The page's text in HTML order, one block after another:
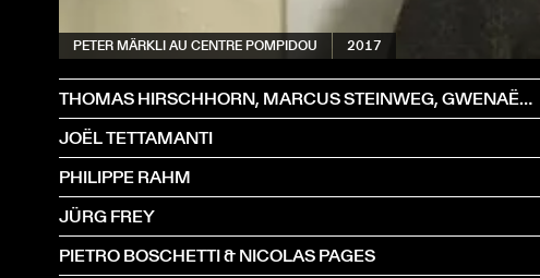
PETER MÄRKLI AU CENTRE POMPIDOU 2017
THOMAS HIRSCHHORN, MARCUS STEINWEG, GWENAËL MORIN
JOËL TETTAMANTI
PHILIPPE RAHM
JÜRG FREY
PIETRO BOSCHETTI & NICOLAS PAGES